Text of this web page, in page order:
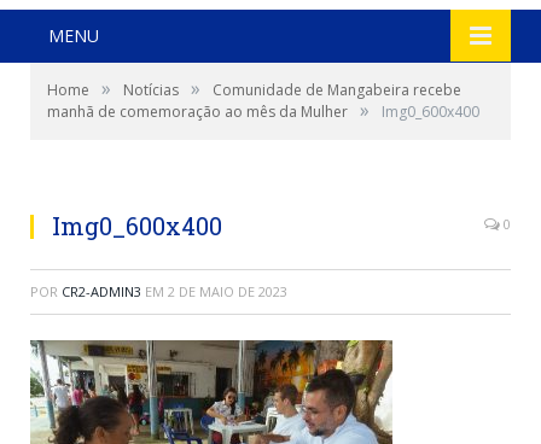
MENU
Home » Notícias »
Comunidade de Mangabeira recebe
manhã de comemoração ao mês da Mulher » Img0_600x400
Img0_600x400 0
POR CR2-ADMIN3 EM 2 DE MAIO DE 2023